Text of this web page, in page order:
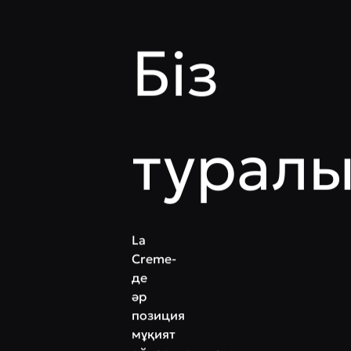
Біз
La
Creme-
де
әр
позиция
мұқият